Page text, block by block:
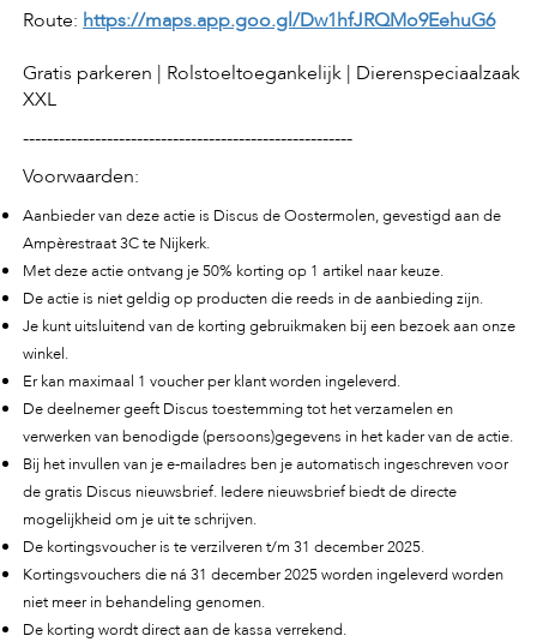
K
a
n
t
n
s
e
r
v
i
c
e
Route: https://maps.app.goo.gl/Dw1hfJRQMo9EehuG6
Gratis parkeren | Rolstoeltoegankelijk | Dierenspeciaalzaak
XXL
-------------------------------------------------------
Voorwaarden:
Aanbieder van deze actie is Discus de Oostermolen, gevestigd aan de
Ampèrestraat 3C te Nijkerk.
Met deze actie ontvang je 50% korting op 1 artikel naar keuze.
De actie is niet geldig op producten die reeds in de aanbieding zijn.
Je kunt uitsluitend van de korting gebruikmaken bij een bezoek aan onze
winkel.
Er kan maximaal 1 voucher per klant worden ingeleverd.
De deelnemer geeft Discus toestemming tot het verzamelen en
verwerken van benodigde (persoons)gegevens in het kader van de actie.
Bij het invullen van je e-mailadres ben je automatisch ingeschreven voor
de gratis Discus nieuwsbrief. Iedere nieuwsbrief biedt de directe
mogelijkheid om je uit te schrijven.
De kortingsvoucher is te verzilveren t/m 31 december 2025.
Kortingsvouchers die ná 31 december 2025 worden ingeleverd worden
niet meer in behandeling genomen.
De korting wordt direct aan de kassa verrekend.